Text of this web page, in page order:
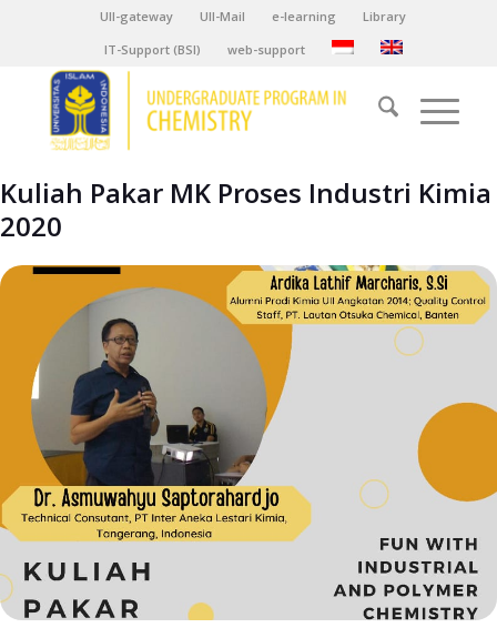
UII-gateway UII-Mail e-learning
Library
IT-Support (BSI)
web-support
Kuliah Pakar MK Proses Industri Kimia
2020